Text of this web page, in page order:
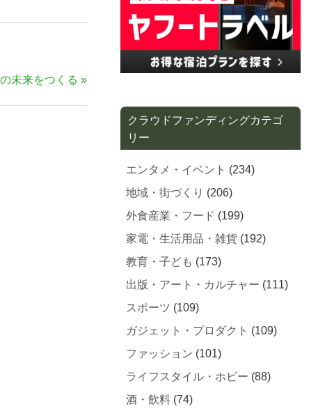
未来をつくる
クラウドファンディングカテゴ
リー
エンタメ・イベント (234)
地域・街づくり (206)
外食産業・フード (199)
家電・生活用品・雑貨 (192)
教育・子ども (173)
出版・アート・カルチャー (111)
スポーツ (109)
ガジェット・プロダクト (109)
ファッション (101)
ライフスタイル・ホビー (88)
酒・飲料 (74)